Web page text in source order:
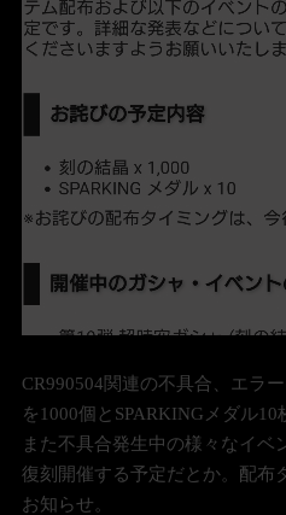
CR990504関連の不具合、エラ
を1000個とSPARKINGメダル10
また不具合発生中の様々なイベ
復刻開催する予定だとか。配布
お知らせ。